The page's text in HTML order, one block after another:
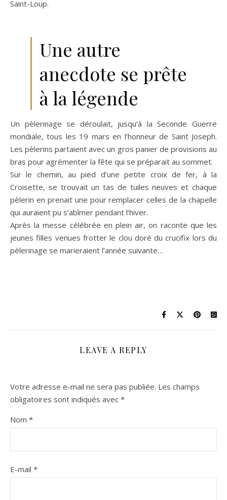
Saint-Loup.
Une autre
anecdote se prête
à la légende
Un pèlerinage se déroulait, jusqu’à la Seconde Guerre
mondiale, tous les 19 mars en l’honneur de Saint Joseph.
Les pèlerins partaient avec un gros panier de provisions au
bras pour agrémenter la fête qui se préparait au sommet.
Sur le chemin, au pied d’une petite croix de fer, à la
Croisette, se trouvait un tas de tuiles neuves et chaque
pèlerin en prenait une pour remplacer celles de la chapelle
qui auraient pu s’abîmer pendant l’hiver.
Après la messe célébrée en plein air, on raconte que les
jeunes filles venues frotter le clou doré du crucifix lors du
pèlerinage se marieraient l’année suivante…
LEAVE A REPLY
Votre adresse e-mail ne sera pas publiée. Les champs
obligatoires sont indiqués avec *
Nom *
E-mail *